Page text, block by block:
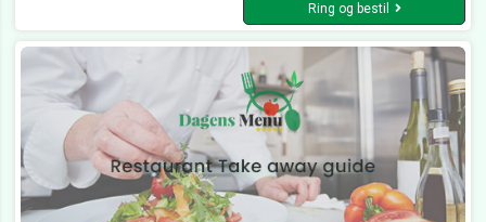
Ring og bestil